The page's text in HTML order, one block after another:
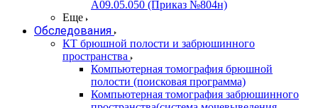
A09.05.050 (Приказ №804н)
Еще
Обследования
КТ брюшной полости и забрюшинного
пространства
Компьютерная томография брюшной
полости (поисковая программа)
Компьютерная томография забрюшинного